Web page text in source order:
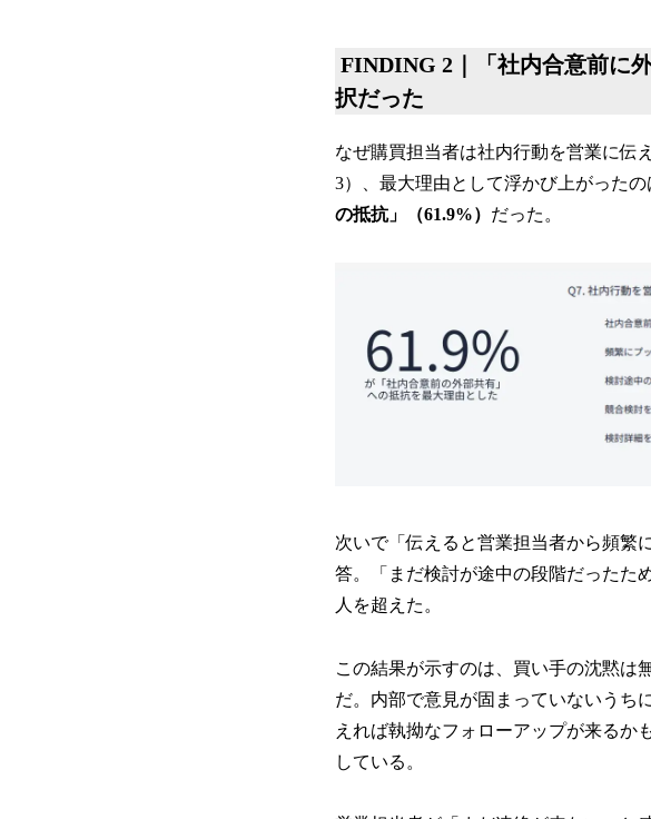
FINDING 2｜「社内合意前に
択だった
なぜ購買担当者は社内行動を営業に伝
3）、最大理由として浮かび上がったの
の抵抗」（61.9%） だった。
次いで「伝えると営業担当者から頻繁
答。「まだ検討が途中の段階だったた
人を超えた。
この結果が示すのは、買い手の沈黙は
だ。内部で意見が固まっていないうち
えれば執拗なフォローアップが来るか
している。